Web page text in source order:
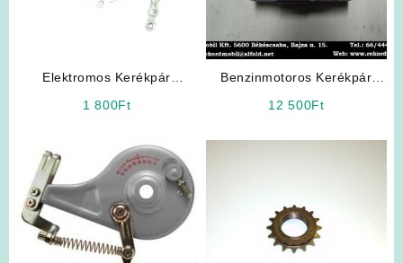
Elektromos Kerékpár
1 800Ft
Benzinmotoros Kerékpár
12 500Ft